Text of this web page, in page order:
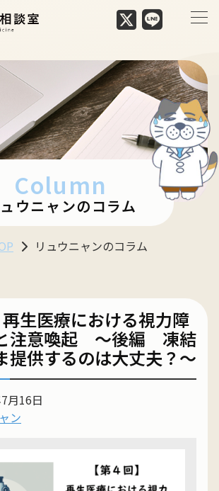
Column
ウニャンのコラム
リュウニャンのコラム
再生医療における視力障
注意喚起 ～後編 凍結
提供するのは大丈夫？～
月16日
ン